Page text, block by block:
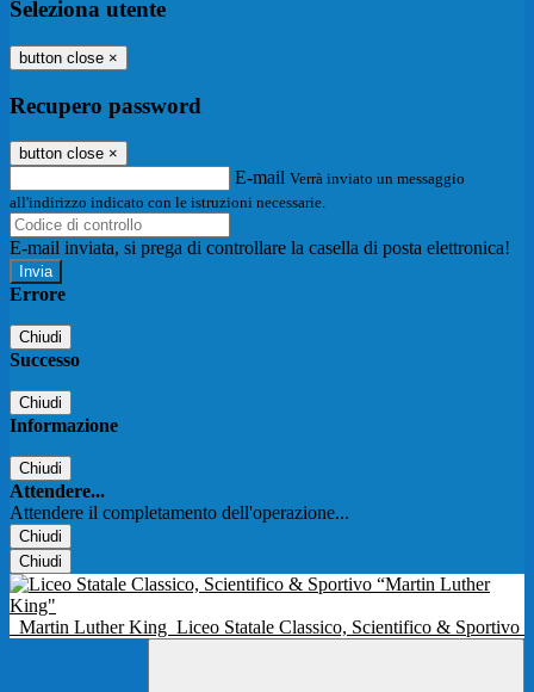
Seleziona utente
button close ×
Recupero password
button close ×
E-mail Verrà inviato un messaggio
all'indirizzo indicato con le istruzioni necessarie.
E-mail inviata, si prega di controllare la casella di posta elettronica!
Errore
Chiudi
Successo
Chiudi
Informazione
Chiudi
Attendere...
Attendere il completamento dell'operazione...
Chiudi
Chiudi
Martin Luther King Liceo Statale Classico, Scientifico & Sportivo